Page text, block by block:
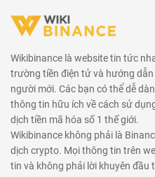
Wikibinance là website tin tức
trường tiền điện tử và hướng
người mới. Các bạn có thể dễ
thông tin hữu ích về cách sử
dịch tiền mã hóa số 1 thế giới.
Wikibinance không phải là
dịch crypto. Mọi thông tin trên
tin và không phải lời khuyên đầu